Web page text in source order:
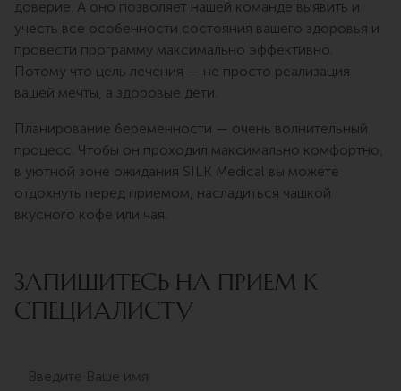
доверие. А оно позволяет нашей команде выявить и
учесть все особенности состояния вашего здоровья и
провести программу максимально эффективно.
Потому что цель лечения — не просто реализация
вашей мечты, а здоровые дети.
Планирование беременности — очень волнительный
процесс. Чтобы он проходил максимально комфортно,
в уютной зоне ожидания SILK Medical вы можете
отдохнуть перед приемом, насладиться чашкой
вкусного кофе или чая.
ЗАПИШИТЕСЬ НА ПРИЕМ К
СПЕЦИАЛИСТУ